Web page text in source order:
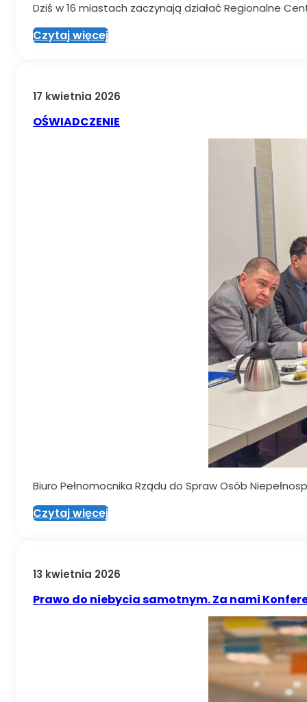
Dziś w 16 miastach zaczynają działać Regionalne
Czytaj więcej
17 kwietnia 2026
OŚWIADCZENIE
Biuro Pełnomocnika Rządu do Spraw Osób
Czytaj więcej
13 kwietnia 2026
Prawo do niebycia samotnym. Za nami